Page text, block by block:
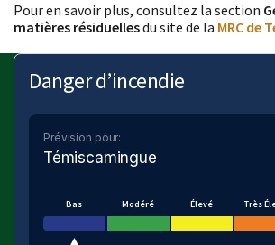
Pour en savoir plus, consultez la section
matières résiduellesdu site de la MRC de
Danger d’incendie
Prévision pour:
Témiscamingue
Bas Modéré Élevé Très